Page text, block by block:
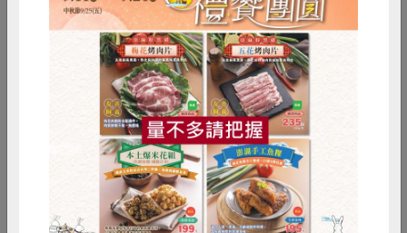
合作社使用紙製蛋盒，從未使用塑膠盒裝。
RPET 食譜 減硝酸鹽
雞蛋 食安 共同購買